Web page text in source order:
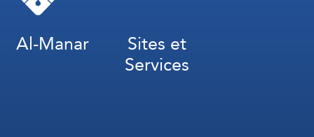
Al-Manar Sites et
Services